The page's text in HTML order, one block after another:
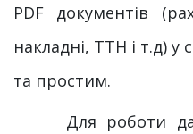
PDF документів
накладні, ТТН і т.д)
та простим.
Для роботи